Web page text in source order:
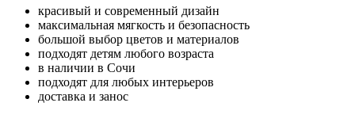
красивый и современный дизайн
максимальная мягкость и безопасность
большой выбор цветов и материалов
подходят детям любого возраста
в наличии в Сочи
подходят для любых интерьеров
доставка и занос